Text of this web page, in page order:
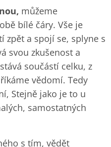
můžeme
bílé čáry. Vše je
zpět a spojí se, splyne s
svou zkušenost a
součástí celku, z
vědomí. Tedy
Stejně jako je to u
samostatných
s tím, vědět